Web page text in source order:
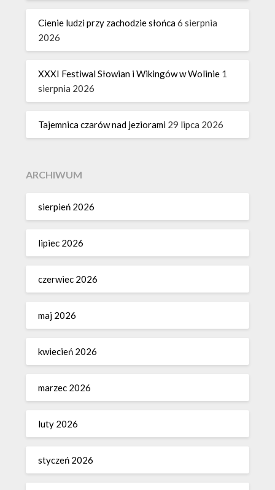
Cienie ludzi przy zachodzie słońca6 sierpnia
2026
XXXI Festiwal Słowian i Wikingów w Wolinie 1
sierpnia 2026
Tajemnica czarów nad jeziorami 29 lipca 2026
ARCHIWUM
sierpień 2026
lipiec 2026
czerwiec 2026
maj 2026
kwiecień 2026
marzec 2026
luty 2026
styczeń 2026